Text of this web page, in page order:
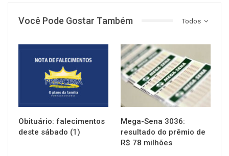
Todos
Você Pode Gostar Também
Obituário: falecimentos
deste sábado (1)
NOTÍCIAS
Mega-Sena 3036:
resultado do prêmio de
R$ 78 milhões